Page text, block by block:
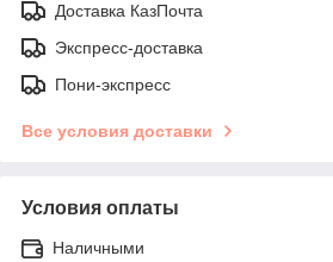
Доставка КазПочта
Экспресс-доставка
Пони-экспресс
Все условия доставки
Условия оплаты
Наличными